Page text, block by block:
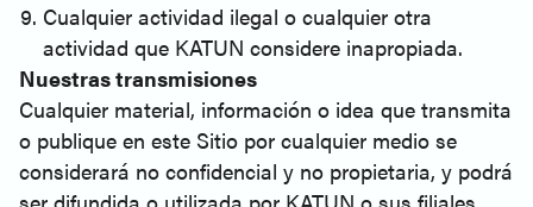
Cualquier actividad ilegal o cualquier otra
actividad que KATUN considere inapropiada.
Nuestras transmisiones
Cualquier material, información o idea que transmita
o publique en este Sitio por cualquier medio se
considerará no confidencial y no propietaria, y podrá